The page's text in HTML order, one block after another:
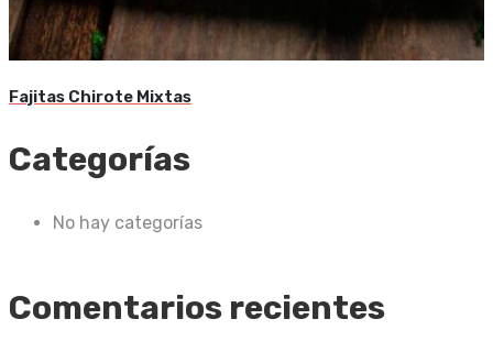
Fajitas Chirote Mixtas
Categorías
No hay categorías
Comentarios recientes